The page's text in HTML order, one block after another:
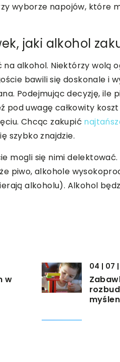
wyborze napojów, które
jaki alkohol
alkohol. Niektórzy wolą
bawili się doskonale i
Podejmując decyzję, ile
pod uwagę całkowity
Chcąc zakupić
szybko znajdzie.
mogli się nimi
piwo, alkohole
alkoholu). Alkohol
w
04 | 07 |